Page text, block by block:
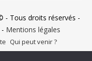
- Tous droits réservés -
- Mentions légales
Qui peut venir ?
réserver